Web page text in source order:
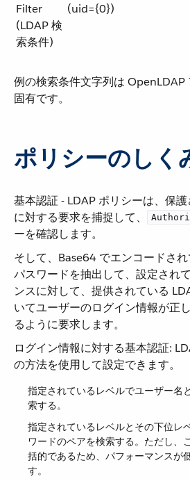
Filter
(LDAP 検
索条件)
(uid={0})
例の検索条件文字列は OpenLDAP
固有です。
ポリシーのしく
基本認証 - LDAP ポリシーは、保
に対する要求を捕捉して、​
ーを確認します。
そして、Base64 でエンコードさ
パスワードを抽出して、設定され
ンスに対して、提供されている
いてユーザーのログイン情報が正
るように要求します。
ログイン情報に対する基本認証:
の方法を使用して設定できます。
指定されているレベルでユーザー名
索する。
指定されているレベルとその下位レ
ワードのペアを検索する。ただし、
括的であるため、パフォーマンスが
す。